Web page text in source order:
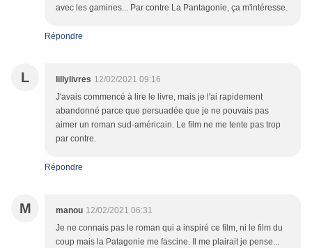
avec les gamines... Par contre La Pantagonie, ça m'intéresse.
Répondre
L lillylivres 12/02/2021 09:16
J'avais commencé à lire le livre, mais je l'ai rapidement
abandonné parce que persuadée que je ne pouvais pas
aimer un roman sud-américain. Le film ne me tente pas trop
par contre.
Répondre
M manou 12/02/2021 06:31
Je ne connais pas le roman qui a inspiré ce film, ni le film du
coup mais la Patagonie me fascine. Il me plairait je pense...